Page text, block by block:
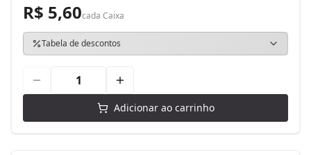
R$ 5,60cada Caixa
Tabela de descontos
Adicionar ao carrinho